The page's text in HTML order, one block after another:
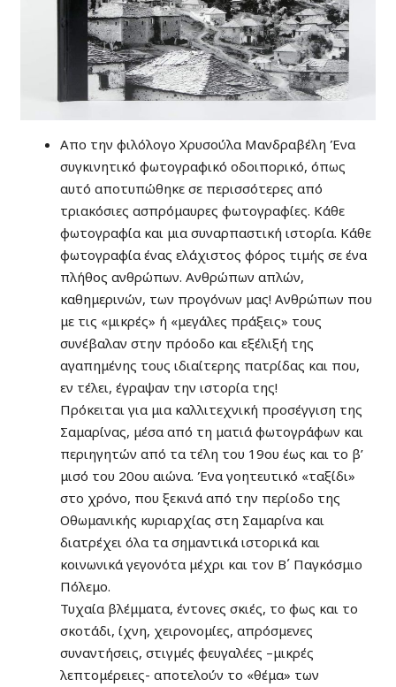
Απο την φιλόλογο Χρυσούλα Μανδραβέλη Ένα
συγκινητικό φωτογραφικό οδοιπορικό, όπως
αυτό αποτυπώθηκε σε περισσότερες από
τριακόσιες ασπρόμαυρες φωτογραφίες. Κάθε
φωτογραφία και μια συναρπαστική ιστορία. Κάθε
φωτογραφία ένας ελάχιστος φόρος τιμής σε ένα
πλήθος ανθρώπων. Ανθρώπων απλών,
καθημερινών, των προγόνων μας! Ανθρώπων που
με τις «μικρές» ή «μεγάλες πράξεις» τους
συνέβαλαν στην πρόοδο και εξέλιξή της
αγαπημένης τους ιδιαίτερης πατρίδας και που,
εν τέλει, έγραψαν την ιστορία της!
Πρόκειται για μια καλλιτεχνική προσέγγιση της
Σαμαρίνας, μέσα από τη ματιά φωτογράφων και
περιηγητών από τα τέλη του 19ου έως και το β’
μισό του 20ου αιώνα. Ένα γοητευτικό «ταξίδι»
στο χρόνο, που ξεκινά από την περίοδο της
Οθωμανικής κυριαρχίας στη Σαμαρίνα και
διατρέχει όλα τα σημαντικά ιστορικά και
κοινωνικά γεγονότα μέχρι και τον Β΄ Παγκόσμιο
Πόλεμο.
Τυχαία βλέμματα, έντονες σκιές, το φως και το
σκοτάδι, ίχνη, χειρονομίες, απρόσμενες
συναντήσεις, στιγμές φευγαλέες –μικρές
λεπτομέρειες- αποτελούν το «θέμα» των